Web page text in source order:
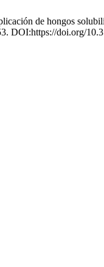
de hongos
DOI:https://doi.org/